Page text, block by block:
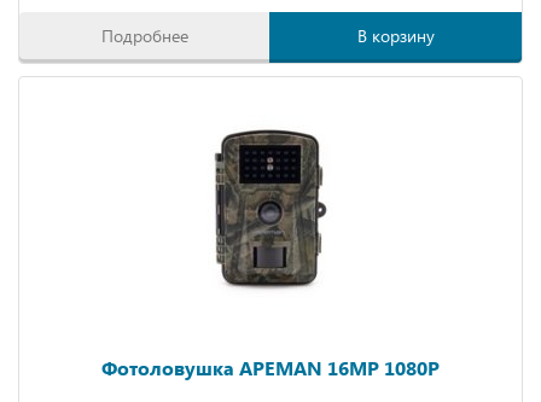
Подробнее В корзину
Фотоловушка APEMAN 16MP 1080P